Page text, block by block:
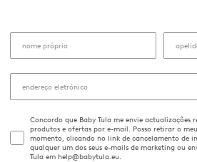
Concordo que Baby Tula me envie actualizações
produtos e ofertas por e-mail. Posso retirar o
momento, clicando no link de cancelamento de
qualquer um dos seus e-mails de marketing ou
Tula em help@babytula.eu.